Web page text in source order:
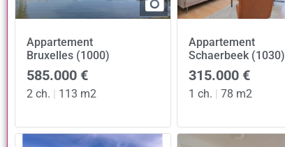
Appartement
Bruxelles (1000)
585.000 €
2 ch. | 113 m2
Appartement
Schaerbeek (1030)
315.000 €
1 ch. | 78 m2